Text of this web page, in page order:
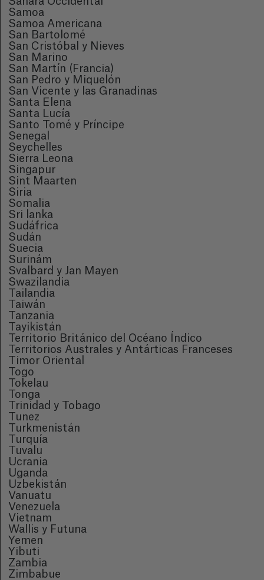
Samoa
Samoa Americana
San Bartolomé
San Cristóbal y Nieves
San Marino
San Martín (Francia)
San Pedro y Miquelón
San Vicente y las Granadinas
Santa Elena
Santa Lucía
Santo Tomé y Príncipe
Senegal
Seychelles
Sierra Leona
Singapur
Sint Maarten
Siria
Somalia
Sri lanka
Sudáfrica
Sudán
Suecia
Surinám
Svalbard y Jan Mayen
Swazilandia
Tailandia
Taiwán
Tanzania
Tayikistán
Territorio Británico del Océano Índico
Territorios Australes y Antárticas Franceses
Timor Oriental
Togo
Tokelau
Tonga
Trinidad y Tobago
Tunez
Turkmenistán
Turquía
Tuvalu
Ucrania
Uganda
Uzbekistán
Vanuatu
Venezuela
Vietnam
Wallis y Futuna
Yemen
Yibuti
Zambia
Zimbabue